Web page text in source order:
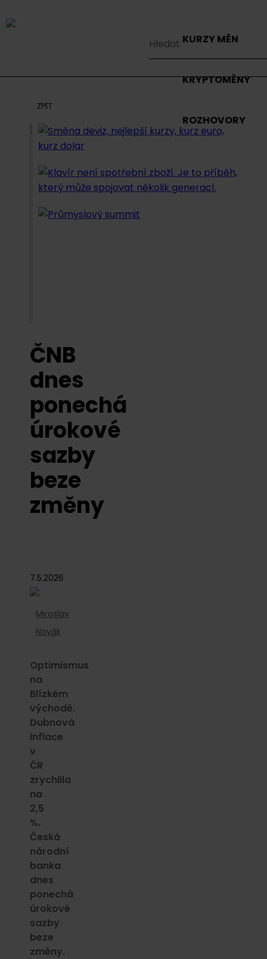
KURZY MĚN
KRYPTOMĚNY
ROZHOVORY
ZPĚT
ČNB
dnes
ponechá
úrokové
sazby
beze
změny
7.5.2026
Miroslav
Novák
Optimismus
na
Blízkém
východě.
Dubnová
inflace
v
ČR
zrychlila
na
2,5
%.
Česká
národní
banka
dnes
ponechá
úrokové
sazby
beze
změny.